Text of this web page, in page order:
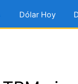
Dólar Hoy